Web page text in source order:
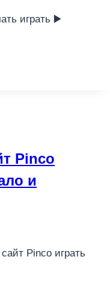
играть ▶️
Pinco
и
Pinco играть